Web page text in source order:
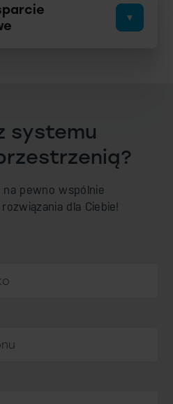
systemu
pewno wspólnie
dla Ciebie!